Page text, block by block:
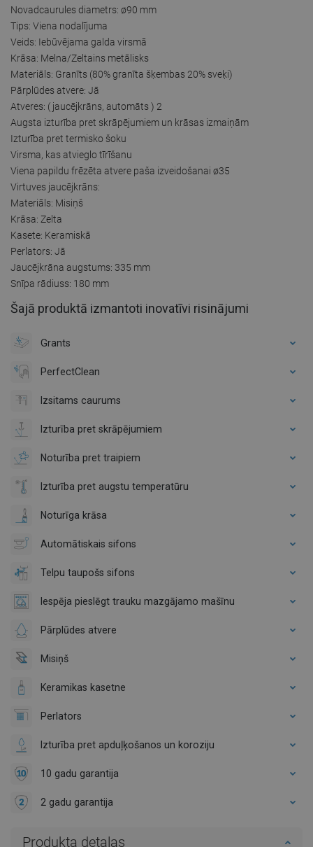
Novadcaurules diametrs: ø90 mm
Tips: Viena nodalījuma
Veids: Iebūvējama galda virsmā
Krāsa: Melna/Zeltains metālisks
Materiāls: Granīts (80% granīta šķembas 20% sveķi)
Pārplūdes atvere: Jā
Atveres: ( jaucējkrāns, automāts ) 2
Augsta izturība pret skrāpējumiem un krāsas izmaiņām
Izturība pret termisko šoku
Virsma, kas atvieglo tīrīšanu
Viena papildu frēzēta atvere paša izveidošanai ø35
Virtuves jaucējkrāns:
Materiāls: Misiņš
Krāsa: Zelta
Kasete: Keramiskā
Perlators: Jā
Jaucējkrāna augstums: 335 mm
Snīpa rādiuss: 180 mm
Šajā produktā izmantoti inovatīvi risinājumi
Grants
PerfectClean
Izsitams caurums
Izturība pret skrāpējumiem
Noturība pret traipiem
Izturība pret augstu temperatūru
Noturīga krāsa
Automātiskais sifons
Telpu taupošs sifons
Iespēja pieslēgt trauku mazgājamo mašīnu
Pārplūdes atvere
Misiņš
Keramikas kasetne
Perlators
Izturība pret apduļķošanos un koroziju
10 gadu garantija
2 gadu garantija
Produkta detaļas